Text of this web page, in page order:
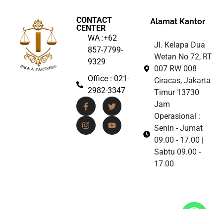
CONTACT
CENTER
WA :+62
857-7799-
9329
Office : 021-
2982-3347
Alamat Kantor
Jl. Kelapa Dua
Wetan No 72, RT
007 RW 008
Ciracas, Jakarta
Timur 13730
Jam
Operasional :
Senin - Jumat
09.00 - 17.00 |
Sabtu 09.00 -
17.00